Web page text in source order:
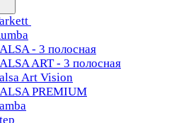
- 3 полосная
ART - 3 полосная
Art Vision
PREMIUM